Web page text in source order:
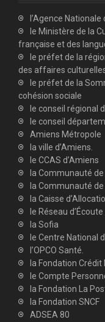
l’Agence
le Ministère de la
française et des
le préfet de la
des affaires
le préfet de la
cohésion sociale
le conseil régional
le conseil
Amiens Métropole
la ville d’Amiens.
le CCAS d’Amiens
la Communauté
la Communauté
la Caisse
le Réseau
la Sofia
le Centre National
l’OPCO Santé.
la Fondation
le Compte
la Fondation La
la Fondation SNCF
ADSEA 80